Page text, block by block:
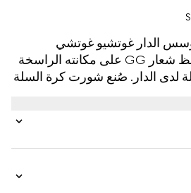
الدار غوتشيو غوتشي
Guccio Gucci، يحافظ شعار GG على مكانته الراسخة
لدى الدار. صُنع شورت كرة السلة
الأخضر والأحمر.